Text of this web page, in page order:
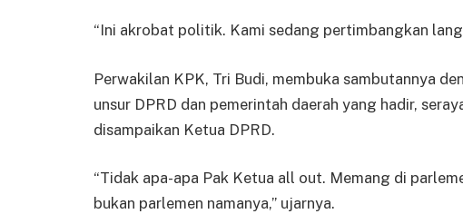
“Ini akrobat politik. Kami sedang pertimbangkan
Perwakilan KPK, Tri Budi, membuka sambutannya
unsur DPRD dan pemerintah daerah yang hadir,
disampaikan Ketua DPRD.
“Tidak apa-apa Pak Ketua all out. Memang di
bukan parlemen namanya,” ujarnya.